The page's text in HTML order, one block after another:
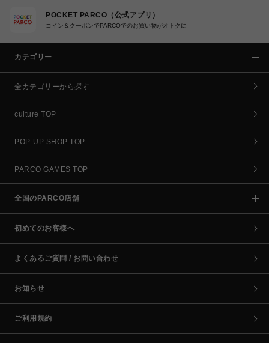
POCKET PARCO（公式アプリ）
コイン＆クーポンでPARCOでのお買い物がオトクに
カテゴリー
全カテゴリーから探す
culture TOP
POP-UP SHOP TOP
PARCO GAMES TOP
全国のPARCO店舗
初めてのお客様へ
よくあるご質問 / お問い合わせ
お知らせ
ご利用規約